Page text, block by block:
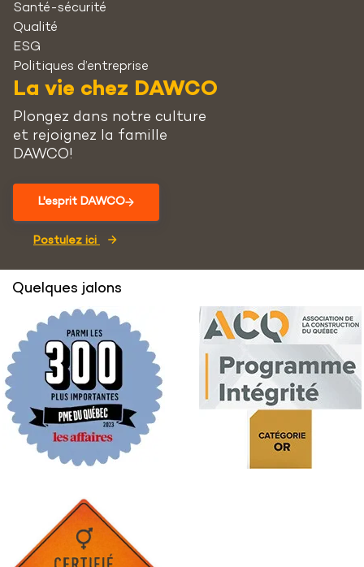
Santé-sécurité
Qualité
ESG
Politiques d’entreprise
La vie chez DAWCO
Plongez dans notre culture
et rejoignez la famille
DAWCO!
L'esprit DAWCO
Postulez ici
Quelques jalons